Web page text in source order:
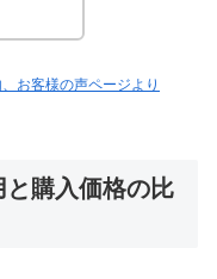
お客様の声ページより
購入価格の比